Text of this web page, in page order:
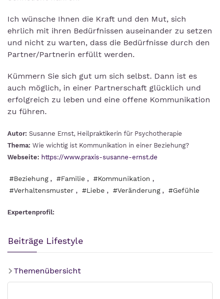
Ich wünsche Ihnen die Kraft und den Mut, sich
ehrlich mit ihren Bedürfnissen auseinander zu setzen
und nicht zu warten, dass die Bedürfnisse durch den
Partner/Partnerin erfüllt werden.
Kümmern Sie sich gut um sich selbst. Dann ist es
auch möglich, in einer Partnerschaft glücklich und
erfolgreich zu leben und eine offene Kommunikation
zu führen.
Autor: Susanne Ernst, Heilpraktikerin für Psychotherapie
Thema: Wie wichtig ist Kommunikation in einer Beziehung?
Webseite: https://www.praxis-susanne-ernst.de
#Beziehung , #Familie , #Kommunikation ,
#Verhaltensmuster , #Liebe , #Veränderung , #Gefühle
Expertenprofil:
Beiträge Lifestyle
Themenübersicht